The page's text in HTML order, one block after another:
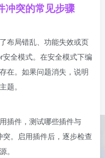
冲突的常见步骤
布局错乱、功能失效或页
全模式。在安全模式下编
在。如果问题消失，说明
题。
插件，测试哪些插件与
。启用插件后，逐步检查
。